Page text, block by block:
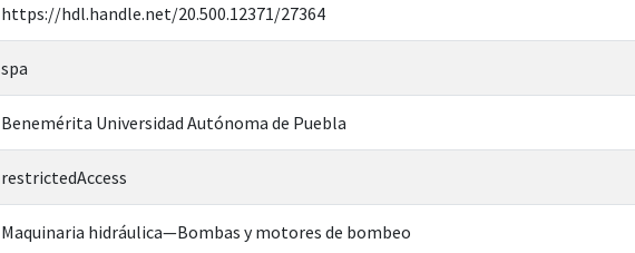
https://hdl.handle.net/20.500.12371/27364
spa
Benemérita Universidad Autónoma de Puebla
restrictedAccess
Maquinaria hidráulica—Bombas y motores de bombeo